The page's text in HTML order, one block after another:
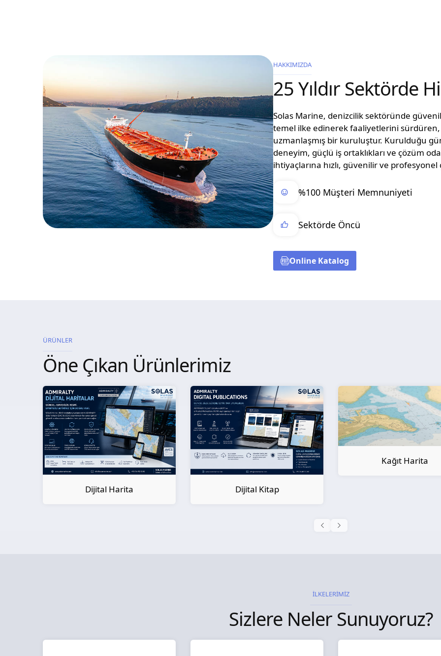
HAKKIMIZDA
25 Yıldır Sektörde
Solas Marine, denizcilik sektöründe
temel ilke edinerek faaliyetlerini
uzmanlaşmış bir kuruluştur. Kurulduğu
deneyim, güçlü iş ortaklıkları ve çözüm
ihtiyaçlarına hızlı, güvenilir ve
%100 Müşteri Memnuniyeti
Sektörde Öncü
Online Katalog
ÜRÜNLER
Öne Çıkan Ürünlerimiz
Dijital Kitap
Kağıt Harita
İLKELERİMİZ
Sizlere Neler Sunuyoruz?